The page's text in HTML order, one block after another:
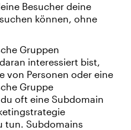
Besucher deine
können, ohne
Gruppen
interessiert bist,
von Personen oder eine
Gruppe
oft eine Subdomain
tun. Subdomains